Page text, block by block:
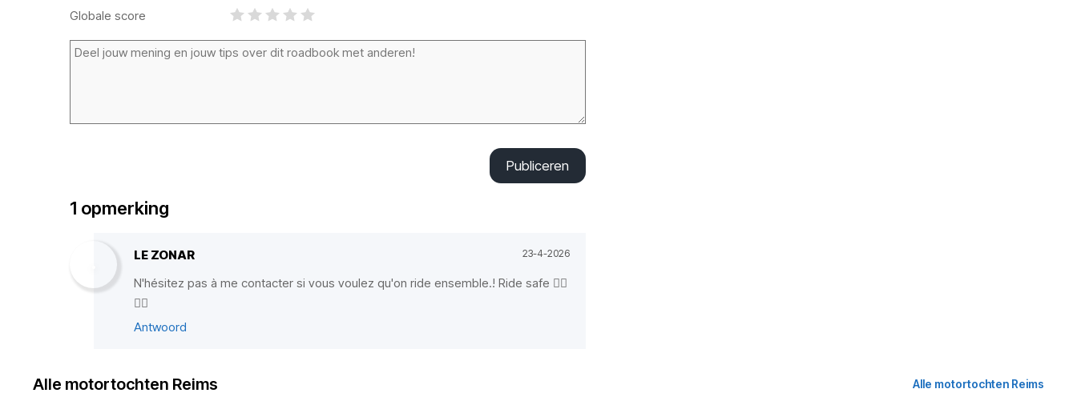
Globale score
Publiceren
1 opmerking
LE ZONAR 23-4-2026
N'hésitez pas à me contacter si vous voulez qu'on ride ensemble.! Ride safe ✌🏻
✌🏻
Antwoord
Alle motortochten Reims Alle motortochten Reims